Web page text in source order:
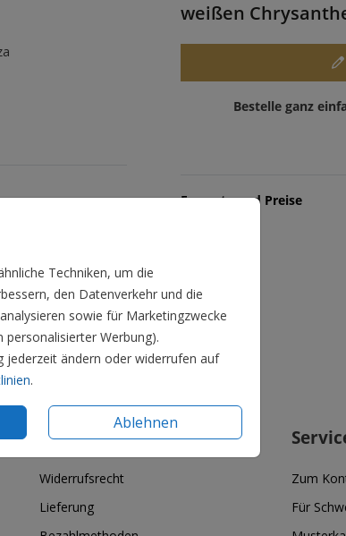
Techniken, um die
den Datenverkehr und die
sowie für Marketingzwecke
personalisierter Werbung).
jederzeit ändern oder widerrufen auf
.
Ablehnen
weißen
Bestelle ganz
Formate und Preise
Informationen
Widerrufsrecht
Lieferung
Zum
Für